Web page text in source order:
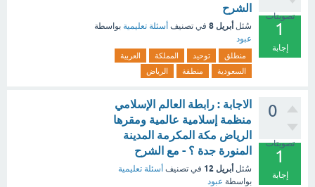
تصويتات
1
إجابة
الشرح
سُئل أبريل 8 في تصنيف أسئلة تعليمية بواسطة
عبود
منطلق توحيد المملكة
العربية
السعودية
منطقة الرياض
0
تصويتات
1
إجابة
الاجابة : رابطة العالم الإسلامي
منظمة إسلامية عالمية ومقرها
الرياض مكة المكرمة المدينة
المنورة جدة ؟ - مع الشرح
سُئل أبريل 12 في تصنيف أسئلة تعليمية
بواسطة عبود